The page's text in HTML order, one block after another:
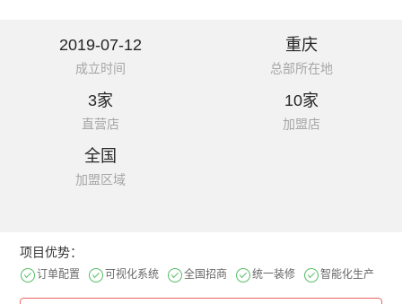
2019-07-12
成立时间
重庆
总部所在地
3家
直营店
10家
加盟店
全国
加盟区域
项目优势：
订单配置 可视化系统 全国招商 统一装修 智能化生产